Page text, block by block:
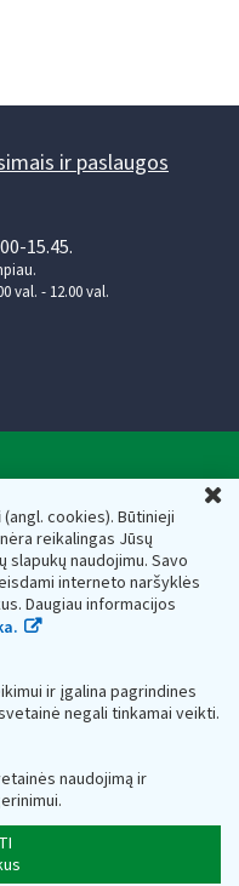
(angl. cookies). Būtinieji
reikalingas Jūsų
naudojimu. Savo
interneto naršyklės
Daugiau informacijos
ir įgalina pagrindines
negali tinkamai veikti.
naudojimą ir
ir paslaugos
15.45.
val. - 12.00 val.
— 188659752,
Lietuva, el.paštas:
188659752
prie Lietuvos
ir saugomi Juridinių